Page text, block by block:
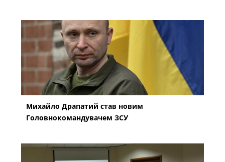
Михайло Драпатий став новим
Головнокомандувачем ЗСУ